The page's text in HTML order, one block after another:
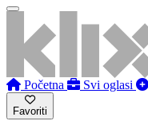
Početna Svi oglasi
Favoriti